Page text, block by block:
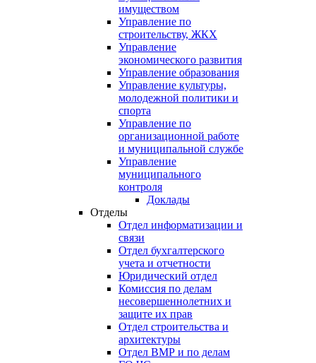
имуществом
Управление по
строительству, ЖКХ
Управление
экономического развития
Управление образования
Управление культуры,
молодежной политики и
спорта
Управление по
организационной работе
и муниципальной службе
Управление
муниципального
контроля
Доклады
Отделы
Отдел информатизации и
связи
Отдел бухгалтерского
учета и отчетности
Юридический отдел
Комиссия по делам
несовершеннолетних и
защите их прав
Отдел строительства и
архитектуры
Отдел ВМР и по делам